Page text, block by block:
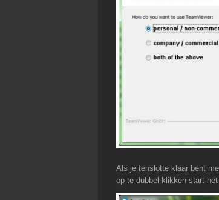
Als je tenslotte klaar bent
op te dubbel-klikken start